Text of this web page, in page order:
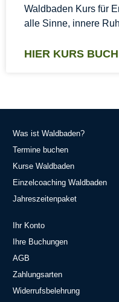
Waldbaden Kurs für
alle Sinne, innere
HIER KURS
Was ist Waldbaden?
Termine buchen
Kurse Waldbaden
Einzelcoaching Waldbaden
Jahreszeitenpaket
Ihr Konto
Ihre Buchungen
AGB
Zahlungsarten
Widerrufsbelehrung